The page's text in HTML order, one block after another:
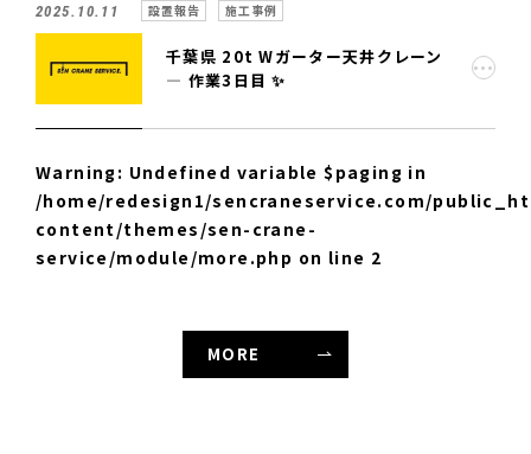
2025.10.11 設置報告 施工事例
千葉県 20t Wガーター天井クレーン
— 作業3日目 ✨
Warning : Undefined variable $paging in
/home/redesign1/sencraneservice.com/
content/themes/sen-crane-
service/module/more.php on line 2
MORE